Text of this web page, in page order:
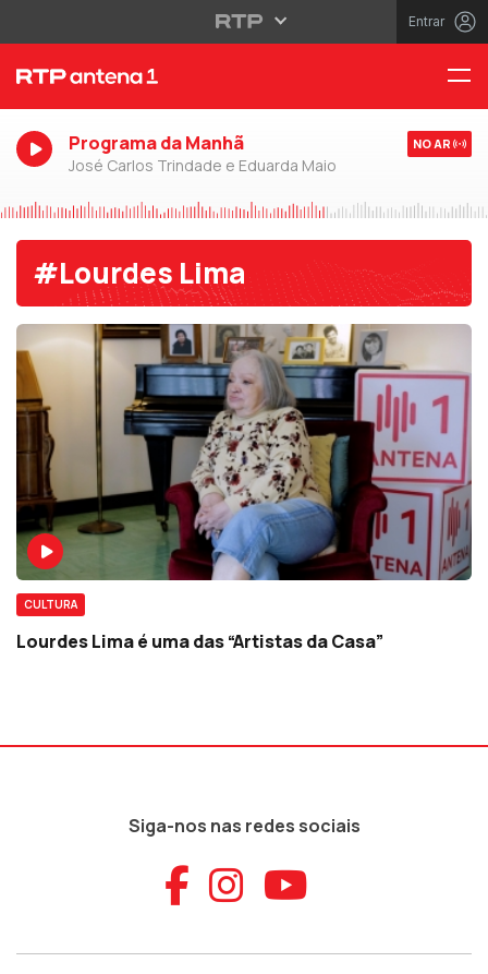
Entrar
Programa da Manhã
José Carlos Trindade e Eduarda Maio
NO AR
#Lourdes Lima
CULTURA
Lourdes Lima é uma das “Artistas da Casa”
Siga-nos nas redes sociais
Aceder ao
Aceder ao
Aceder